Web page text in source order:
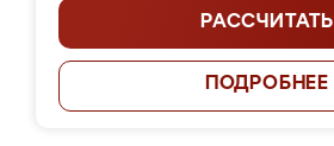
РАССЧИТАТЬ
ПОДРОБНЕЕ